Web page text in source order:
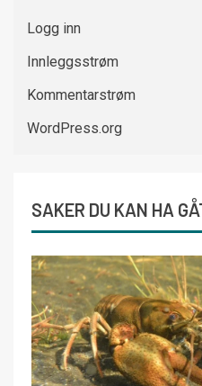
Logg inn
Innleggsstrøm
Kommentarstrøm
WordPress.org
SAKER DU KAN HA